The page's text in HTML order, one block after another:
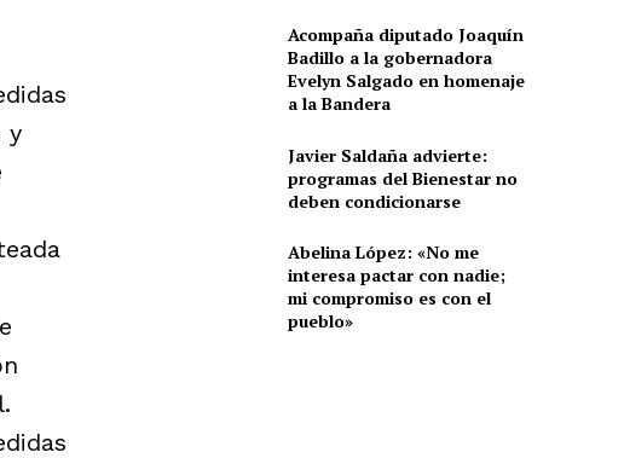
y
Acompaña diputado Joaquín
Badillo a la gobernadora
Evelyn Salgado en homenaje
a la Bandera
Javier Saldaña advierte:
programas del Bienestar no
deben condicionarse
Abelina López: «No me
interesa pactar con nadie;
mi compromiso es con el
pueblo»